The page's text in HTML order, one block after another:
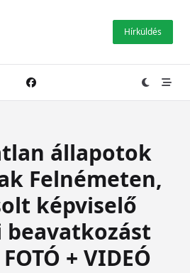
Hírküldés
állapotok
Felnémeten,
képviselő
beavatkozást
+ VIDEÓ